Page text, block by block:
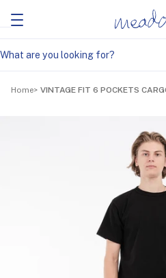
Home VINTAGE FIT 6 POCKETS